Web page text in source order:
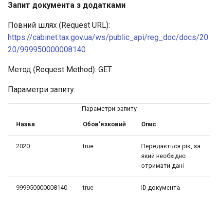
Запит документа з додатками
Повний шлях (Request URL):
https://cabinet.tax.gov.ua/ws/public_api/reg_doc/docs/20
20/999950000008140
Метод (Request Method): GET
Параметри запиту:
Параметри запиту
Назва Обов'язковий Опис
2020 true
Передається рік, за
який необхідно
отримати дані
999950000008140 true ID документа